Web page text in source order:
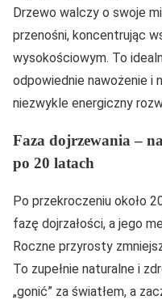
Drzewo walczy o swoje
przenośni, koncentrując
wysokościowym. To
odpowiednie nawożenie i
niezwykle energiczny
Faza dojrzewania –
po 20 latach
Po przekroczeniu około
fazę dojrzałości, a jego
Roczne przyrosty
To zupełnie naturalne i
„gonić” za światłem, a